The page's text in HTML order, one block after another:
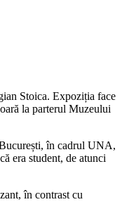
Stoica. Expoziția face
la parterul Muzeului
în cadrul UNA,
era student, de atunci
în contrast cu